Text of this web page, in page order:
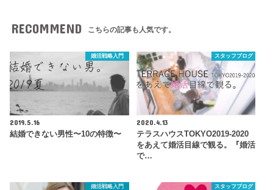
RECOMMEND こちらの記事も人気です。
婚活戦略入門
2019.5.16
結婚できない男性〜10の特徴〜
スタッフブログ
2020.4.13
テラスハウスTOKYO2019-2020
をあえて婚活目線で観る。『婚活
で…
婚活戦略入門 スタッフブログ